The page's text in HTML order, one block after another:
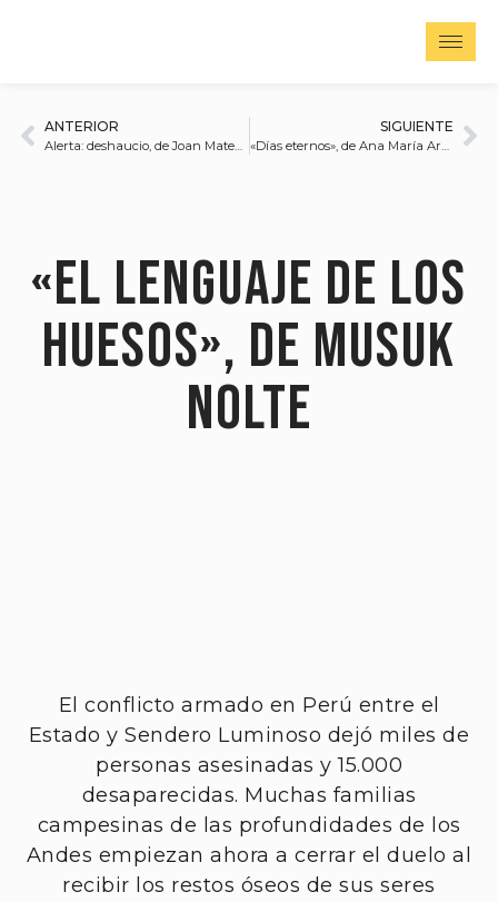
ANTERIOR
Alerta: deshaucio, de Joan Mateu Parra
SIGUIENTE
«Días eternos», de Ana María Arévalo
«El Lenguaje de los
huesos», de Musuk
Nolte
El conflicto armado en Perú entre el
Estado y Sendero Luminoso dejó miles de
personas asesinadas y 15.000
desaparecidas. Muchas familias
campesinas de las profundidades de los
Andes empiezan ahora a cerrar el duelo al
recibir los restos óseos de sus seres